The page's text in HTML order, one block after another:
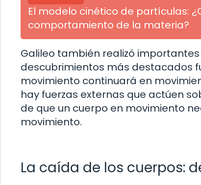
El modelo cinético de partículas:
comportamiento de la materia?
Galileo también realizó
descubrimientos más destacados
movimiento continuará en
hay fuerzas externas que actúen
de que un cuerpo en movimiento
movimiento.
La caída de los cuerpos: